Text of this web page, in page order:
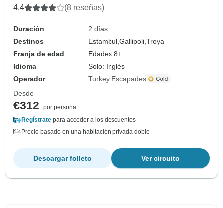
4.4 (8 reseñas)
Duración
2 días
Destinos
Estambul,Gallipoli,Troya
Franja de edad
Edades 8+
Idioma
Solo: Inglés
Operador
Turkey Escapades
Desde
€312
por persona
Regístrate para acceder a los descuentos
Precio basado en una habitación privada doble
Ver circuito
Descargar folleto